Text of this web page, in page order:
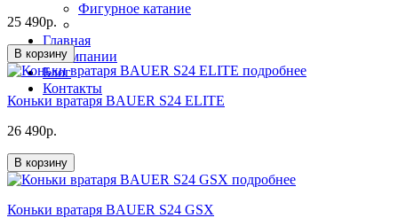
Фигурное катание
Главная
О компании
Блог
Контакты
25 490р.
В корзину
подробнее
Коньки вратаря BAUER S24 ELITE
26 490р.
В корзину
подробнее
Коньки вратаря BAUER S24 GSX